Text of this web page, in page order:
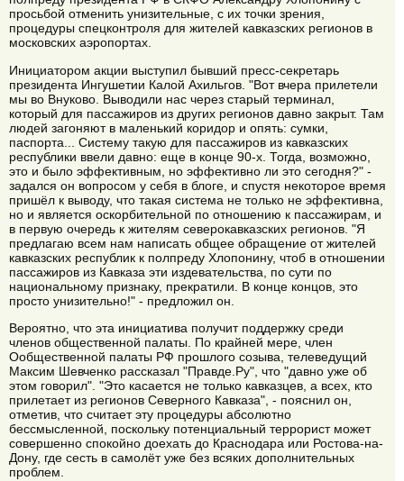
просьбой отменить унизительные, с их точки зрения,
процедуры спецконтроля для жителей кавказских регионов в
московских аэропортах.
Инициатором акции выступил бывший пресс-секретарь
президента Ингушетии Калой Ахильгов. "Вот вчера прилетели
мы во Внуково. Выводили нас через старый терминал,
который для пассажиров из других регионов давно закрыт. Там
людей загоняют в маленький коридор и опять: сумки,
паспорта... Cистему такую для пассажиров из кавказских
республики ввели давно: еще в конце 90-х. Тогда, возможно,
это и было эффективным, но эффективно ли это сегодня?" -
задался он вопросом у себя в блоге, и спустя некоторое время
пришёл к выводу, что такая система не только не эффективна,
но и является оскорбительной по отношению к пассажирам, и
в первую очередь к жителям северокавказских регионов. "Я
предлагаю всем нам написать общее обращение от жителей
кавказских республик к полпреду Хлопонину, чтоб в отношении
пассажиров из Кавказа эти издевательства, по сути по
национальному признаку, прекратили. В конце концов, это
просто унизительно!" - предложил он.
Вероятно, что эта инициатива получит поддержку среди
членов общественной палаты. По крайней мере, член
Ообщественной палаты РФ прошлого созыва, телеведущий
Максим Шевченко рассказал "Правде.Ру", что "давно уже об
этом говорил". "Это касается не только кавказцев, а всех, кто
прилетает из регионов Северного Кавказа", - пояснил он,
отметив, что считает эту процедуры абсолютно
бессмысленной, поскольку потенциальный террорист может
совершенно спокойно доехать до Краснодара или Ростова-на-
Дону, где сесть в самолёт уже без всяких дополнительных
проблем.